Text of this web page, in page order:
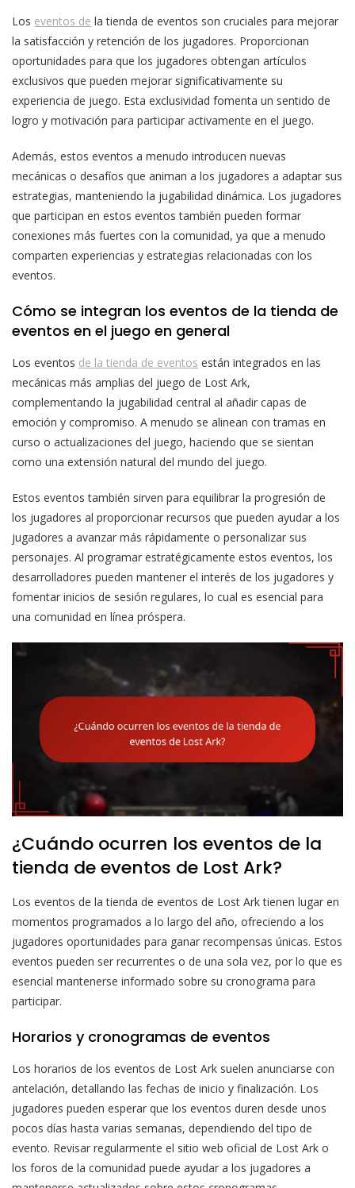
Los eventos de la tienda de eventos son cruciales para mejorar
la satisfacción y retención de los jugadores. Proporcionan
oportunidades para que los jugadores obtengan artículos
exclusivos que pueden mejorar significativamente su
experiencia de juego. Esta exclusividad fomenta un sentido de
logro y motivación para participar activamente en el juego.
Además, estos eventos a menudo introducen nuevas
mecánicas o desafíos que animan a los jugadores a adaptar sus
estrategias, manteniendo la jugabilidad dinámica. Los jugadores
que participan en estos eventos también pueden formar
conexiones más fuertes con la comunidad, ya que a menudo
comparten experiencias y estrategias relacionadas con los
eventos.
Cómo se integran los eventos de la tienda de
eventos en el juego en general
Los eventos de la tienda de eventos están integrados en las
mecánicas más amplias del juego de Lost Ark,
complementando la jugabilidad central al añadir capas de
emoción y compromiso. A menudo se alinean con tramas en
curso o actualizaciones del juego, haciendo que se sientan
como una extensión natural del mundo del juego.
Estos eventos también sirven para equilibrar la progresión de
los jugadores al proporcionar recursos que pueden ayudar a los
jugadores a avanzar más rápidamente o personalizar sus
personajes. Al programar estratégicamente estos eventos, los
desarrolladores pueden mantener el interés de los jugadores y
fomentar inicios de sesión regulares, lo cual es esencial para
una comunidad en línea próspera.
¿Cuándo ocurren los eventos de la
tienda de eventos de Lost Ark?
Los eventos de la tienda de eventos de Lost Ark tienen lugar en
momentos programados a lo largo del año, ofreciendo a los
jugadores oportunidades para ganar recompensas únicas. Estos
eventos pueden ser recurrentes o de una sola vez, por lo que es
esencial mantenerse informado sobre su cronograma para
participar.
Horarios y cronogramas de eventos
Los horarios de los eventos de Lost Ark suelen anunciarse con
antelación, detallando las fechas de inicio y finalización. Los
jugadores pueden esperar que los eventos duren desde unos
pocos días hasta varias semanas, dependiendo del tipo de
evento. Revisar regularmente el sitio web oficial de Lost Ark o
los foros de la comunidad puede ayudar a los jugadores a